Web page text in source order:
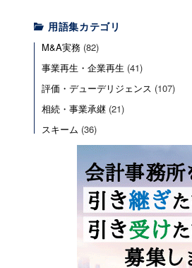
用語集カテゴリ
M&A実務(82)
事業再生・企業再生 (41)
評価・デューデリジェンス (107)
相続・事業承継(21)
スキーム (36)